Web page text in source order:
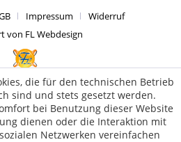
Impressum
Widerruf
von FL Webdesign
die für den technischen Betrieb
sind und stets gesetzt werden.
bei Benutzung dieser Website
dienen oder die Interaktion mit
Netzwerken vereinfachen